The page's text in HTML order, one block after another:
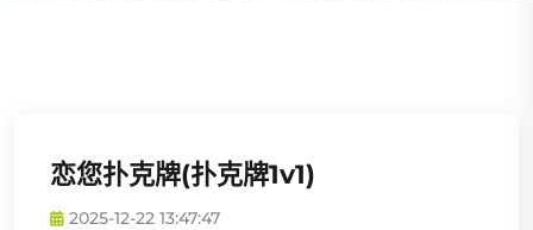
恋您扑克牌(扑克牌1v1)
2025-12-22 13:47:47